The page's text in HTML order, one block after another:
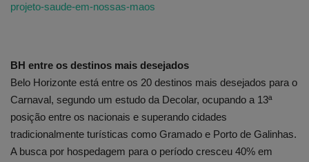
projeto-saude-em-nossas-maos
BH entre os destinos mais desejados
Belo Horizonte está entre os 20 destinos mais desejados para o
Carnaval, segundo um estudo da Decolar, ocupando a 13ª
posição entre os nacionais e superando cidades
tradicionalmente turísticas como Gramado e Porto de Galinhas.
A busca por hospedagem para o período cresceu 40% em